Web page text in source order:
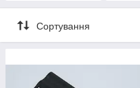
Сортування